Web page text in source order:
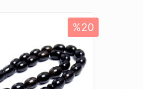
Standart Tesbih İpi
Tesbih Kutusu
%20